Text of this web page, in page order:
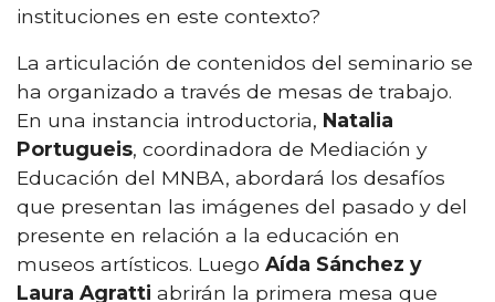
instituciones en este contexto?
La articulación de contenidos del seminario se
ha organizado a través de mesas de trabajo.
En una instancia introductoria, Natalia
Portugueis, coordinadora de Mediación y
Educación del MNBA, abordará los desafíos
que presentan las imágenes del pasado y del
presente en relación a la educación en
museos artísticos. Luego Aída Sánchez y
Laura Agratti abrirán la primera mesa que